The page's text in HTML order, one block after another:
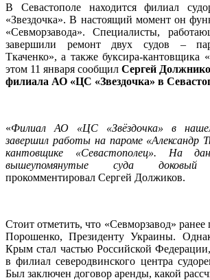
В Севастополе находится филиал
«Звездочка». В настоящий момент он
«Севморзавода». Специалисты,
завершили ремонт двух судов –
Ткаченко», а также буксира-кантовщика
этом 11 января сообщил Сергей
филиала АО «ЦС «Звездочка» в
«Филиал АО «ЦС «Звёздочка» в
завершил работы на пароме «Александр
кантовщике «Севастополец». На
вышеупомянутые суда доковый
прокомментировал Сергей Должиков.
Стоит отметить, что «Севморзавод»
Порошенко, Президенту Украины.
Крым стал частью Российской
в филиал северодвинского центра
Был заключен договор аренды, какой